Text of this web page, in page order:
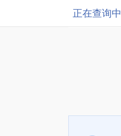
正在查询中